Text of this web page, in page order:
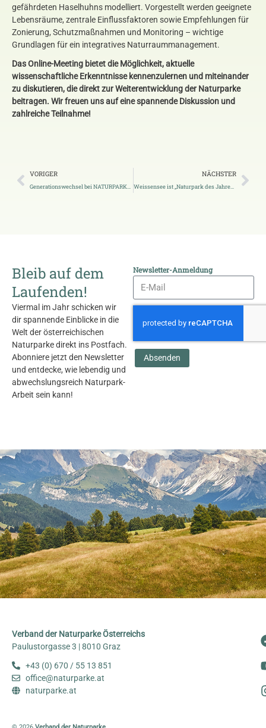
gefährdeten Haselhuhns modelliert. Vorgestellt werden geeignete
Lebensräume, zentrale Einflussfaktoren sowie Empfehlungen für
Zonierung, Schutzmaßnahmen und Monitoring – wichtige
Grundlagen für ein integratives Naturraummanagement.
Das Online-Meeting bietet die Möglichkeit, aktuelle
wissenschaftliche Erkenntnisse kennenzulernen und miteinander
zu diskutieren, die direkt zur Weiterentwicklung der Naturparke
beitragen. Wir freuen uns auf eine spannende Diskussion und
zahlreiche Teilnahme!
VORIGER
Generationswechsel bei NATURPARKE STEIERMARK – Matthias Rode übernimmt Geschäftsführung
NÄCHSTER
Weissensee ist „Naturpark des Jahres 2026“
Bleib auf dem
Laufenden!
Viermal im Jahr schicken wir
dir spannende Einblicke in die
Welt der österreichischen
Naturparke direkt ins Postfach.
Abonniere jetzt den Newsletter
und entdecke, wie lebendig und
abwechslungsreich Naturpark-
Arbeit sein kann!
Newsletter-Anmeldung
Absenden
Verband der Naturparke Österreichs
Paulustorgasse 3 | 8010 Graz
+43 (0) 670 / 55 13 851
office@naturparke.at
naturparke.at